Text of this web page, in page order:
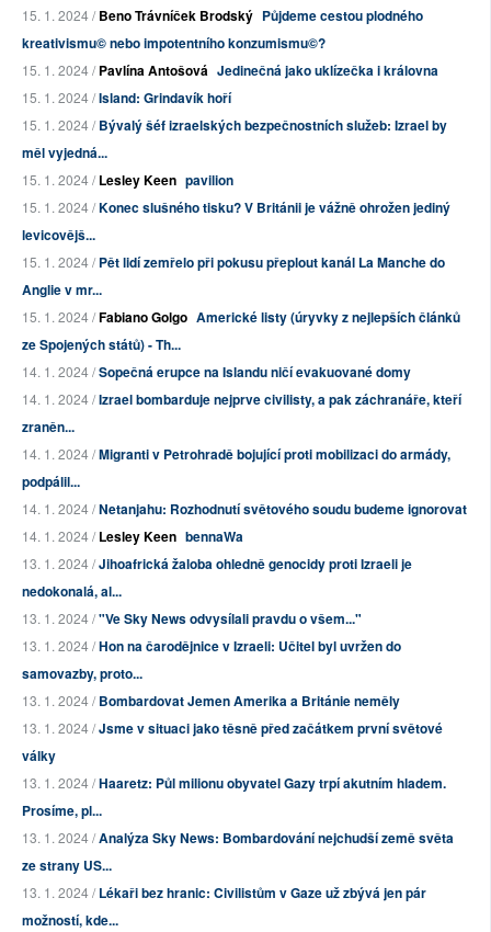
15. 1. 2024 /Beno Trávníček Brodský Půjdeme cestou plodného
kreativismu© nebo impotentního konzumismu©?
15. 1. 2024 /Pavlína Antošová Jedinečná jako uklízečka i královna
15. 1. 2024 /Island: Grindavík hoří
15. 1. 2024 /Bývalý šéf izraelských bezpečnostních služeb: Izrael by
měl vyjedná...
15. 1. 2024 /Lesley Keen pavilion
15. 1. 2024 /Konec slušného tisku? V Británii je vážně ohrožen jediný
levicovějš...
15. 1. 2024 /Pět lidí zemřelo při pokusu přeplout kanál La Manche do
Anglie v mr...
15. 1. 2024 /Fabiano Golgo Americké listy (úryvky z nejlepších článků
ze Spojených států) - Th...
14. 1. 2024 /Sopečná erupce na Islandu ničí evakuované domy
14. 1. 2024 /Izrael bombarduje nejprve civilisty, a pak záchranáře, kteří
zraněn...
14. 1. 2024 /Migranti v Petrohradě bojující proti mobilizaci do armády,
podpálil...
14. 1. 2024 /Netanjahu: Rozhodnutí světového soudu budeme ignorovat
14. 1. 2024 /Lesley Keen bennaWa
13. 1. 2024 /Jihoafrická žaloba ohledně genocidy proti Izraeli je
nedokonalá, al...
13. 1. 2024 /"Ve Sky News odvysílali pravdu o všem..."
13. 1. 2024 /Hon na čarodějnice v Izraeli: Učitel byl uvržen do
samovazby, proto...
13. 1. 2024 /Bombardovat Jemen Amerika a Británie neměly
13. 1. 2024 /Jsme v situaci jako těsně před začátkem první světové
války
13. 1. 2024 /Haaretz: Půl milionu obyvatel Gazy trpí akutním hladem.
Prosíme, pl...
13. 1. 2024 /Analýza Sky News: Bombardování nejchudší země světa
ze strany US...
13. 1. 2024 /Lékaři bez hranic: Civilistům v Gaze už zbývá jen pár
možností, kde...